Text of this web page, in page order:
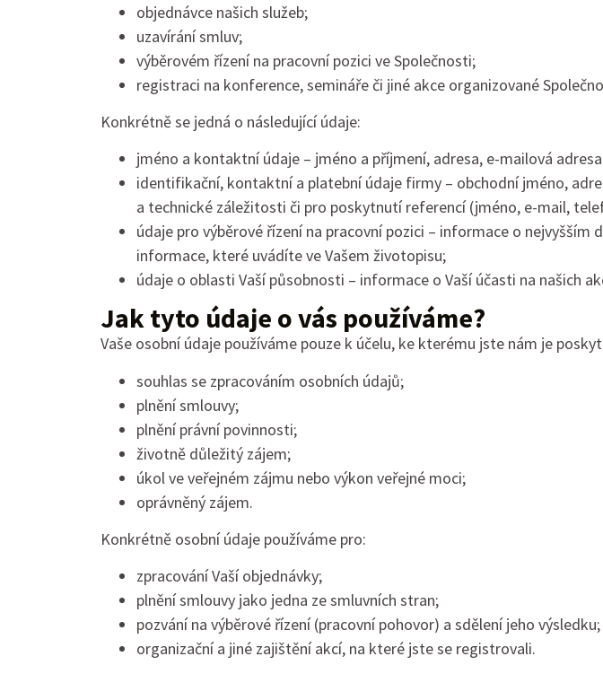
objednávce našich služeb;
uzavírání smluv;
výběrovém řízení na pracovní pozici ve Společnosti;
registraci na konference, semináře či jiné akce organizované
Konkrétně se jedná o následující údaje:
jméno a kontaktní údaje – jméno a příjmení, adresa, e-mailová
identifikační, kontaktní a platební údaje firmy – obchodní jméno,
a technické záležitosti či pro poskytnutí referencí (jméno, e-mail,
údaje pro výběrové řízení na pracovní pozici – informace o
informace, které uvádíte ve Vašem životopisu;
údaje o oblasti Vaší působnosti – informace o Vaší účasti na našich
Jak tyto údaje o vás používáme?
Vaše osobní údaje používáme pouze k účelu, ke kterému jste nám je
souhlas se zpracováním osobních údajů;
plnění smlouvy;
plnění právní povinnosti;
životně důležitý zájem;
úkol ve veřejném zájmu nebo výkon veřejné moci;
oprávněný zájem.
Konkrétně osobní údaje používáme pro:
zpracování Vaší objednávky;
plnění smlouvy jako jedna ze smluvních stran;
pozvání na výběrové řízení (pracovní pohovor) a sdělení jeho výsledku;
organizační a jiné zajištění akcí, na které jste se registrovali.